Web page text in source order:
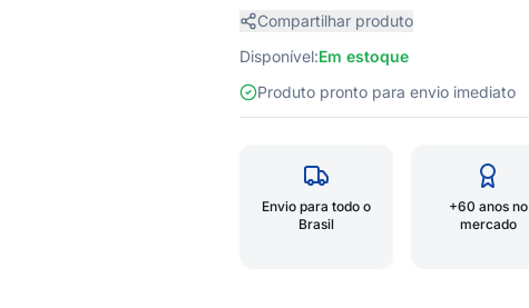
Compartilhar produto
Disponível:Em estoque
Produto pronto para envio imediato
Envio para todo o
Brasil
+60 anos no
mercado